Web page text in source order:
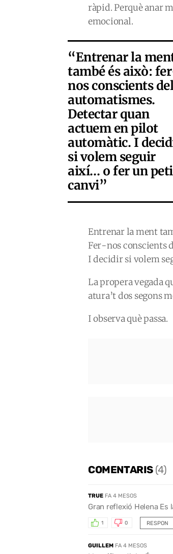
ràpid. Perquè anar
emocional.
“Entrenar la
també és això:
nos conscients
automatismes.
Detectar quan
actuem en pilot
automàtic. I
si volem seguir
així… o fer un
canvi”
Entrenar la ment
Fer-nos conscients
I decidir si volem
La propera vegada
atura’t dos segons
I observa què passa.
COMENTARIS (4)
TRUE FA 4 MESOS
Gran reflexió Helena
RESPON
1 0
GUILLEM FA 4 MESOS